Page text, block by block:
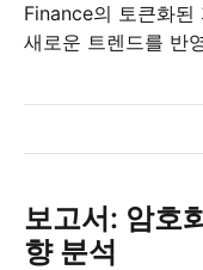
Finance의 토큰화
새로운 트렌드를 반
보고서: 암호
향 분석